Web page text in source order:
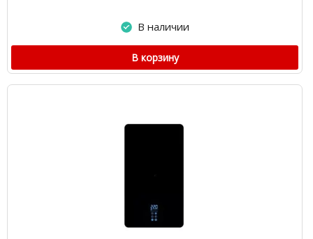
В наличии
В корзину